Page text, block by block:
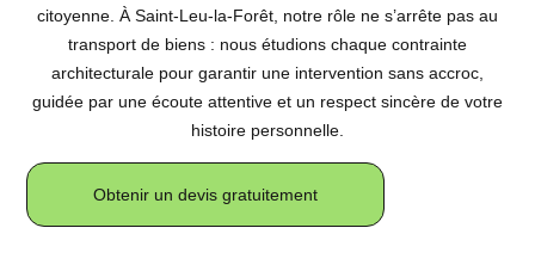
citoyenne. À Saint-Leu-la-Forêt, notre rôle ne s’arrête pas au
transport de biens : nous étudions chaque contrainte
architecturale pour garantir une intervention sans accroc,
guidée par une écoute attentive et un respect sincère de votre
histoire personnelle.
Obtenir un devis gratuitement